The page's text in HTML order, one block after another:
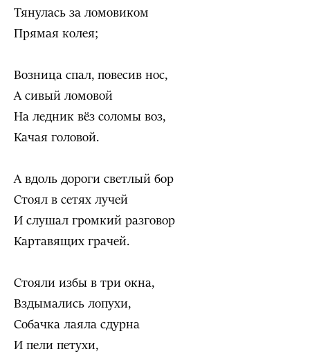
Тянулась за ломовиком
Прямая колея;
Возница спал, повесив нос,
А сивый ломовой
На ледник вёз соломы воз,
Качая головой.
А вдоль дороги светлый бор
Стоял в сетях лучей
И слушал громкий разговор
Картавящих грачей.
Стояли избы в три окна,
Вздымались лопухи,
Собачка лаяла сдурна
И пели петухи,